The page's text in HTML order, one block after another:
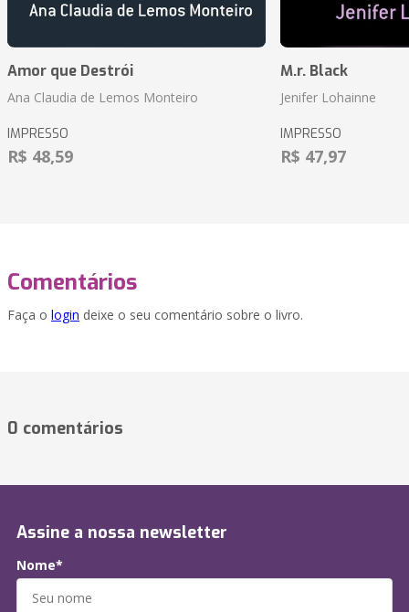
Amor que Destrói
Ana Claudia de Lemos Monteiro
IMPRESSO
R$ 48,59
M.r. Black
Jenifer Lohainne
IMPRESSO
R$ 47,97
Comentários
Faça o login deixe o seu comentário sobre o livro.
0 comentários
Assine a nossa newsletter
Nome*